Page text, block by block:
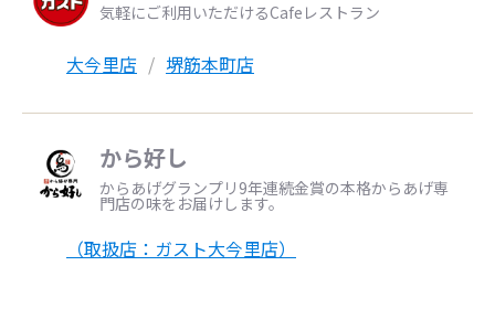
気軽にご利用いただけるCafeレストラン
大今里店 堺筋本町店
から好し
からあげグランプリ9年連続金賞の本格からあげ専
門店の味をお届けします。
（取扱店：ガスト大今里店）